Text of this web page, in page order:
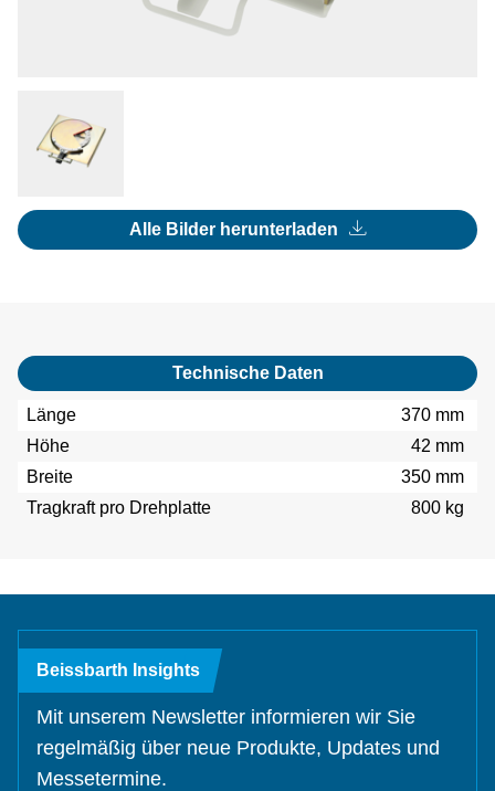
Alle Bilder herunterladen
Technische Daten
Länge
370 mm
Höhe
42 mm
Breite
350 mm
Tragkraft pro Drehplatte
800 kg
Beissbarth Insights
Mit unserem Newsletter informieren wir Sie
regelmäßig über neue Produkte, Updates und
Messetermine.